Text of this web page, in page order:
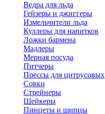
Ведра для льда
Гейзеры и джиггеры
Измельчители льда
Куллеры для напитков
Ложки бармена
Мадлеры
Мерная посуда
Питчеры
Прессы для цитрусовых
Совки
Стрейнеры
Шейкеры
Пинцеты и щипцы